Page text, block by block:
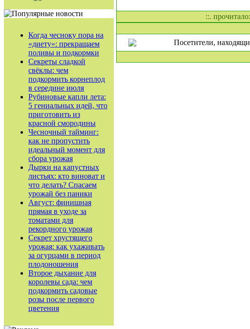
Когда чесноку пора на
«диету»: прекращаем
поливы и подкормки
Секреты сладкой
свёклы: чем
подкормить корнеплод
в середине июля
Рубиновые капли лета:
5 гениальных идей, что
приготовить из
красной смородины
Чесночный тайминг:
как не пропустить
идеальный момент для
сбора урожая
Дырки на капустных
листьях: кто виноват и
что делать? Спасаем
урожай без паники
Август: финишная
прямая в уходе за
томатами для
рекордного урожая
Секрет хрустящего
урожая: как ухаживать
за огурцами в период
плодоношения
Второе дыхание для
королевы сада: чем
подкормить садовые
розы после первого
цветения
::.
Посетители,